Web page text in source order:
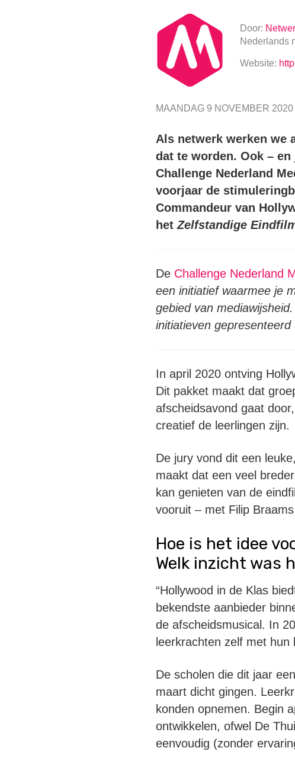
Door:
Nederlands
Website:
MAANDAG 9 NOVEMBER 2020
Als netwerk werken we
dat te worden. Ook –
Challenge Nederland
voorjaar de
Commandeur van
hetZelfstandige
De Challenge Nederland
een initiatief waarmee je
gebied van
initiatieven
In april 2020 ontving
Dit pakket maakt dat
afscheidsavond gaat
creatief de leerlingen zijn.
De jury vond dit een
maakt dat een veel
kan genieten van de
vooruit – met Filip
Hoe is het idee
Welk inzicht was
“Hollywood in de Klas
bekendste aanbieder
de afscheidsmusical. In
leerkrachten zelf met
De scholen die dit jaar
maart dicht gingen.
konden opnemen. Begin
ontwikkelen, ofwel De
eenvoudig (zonder